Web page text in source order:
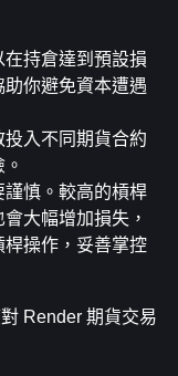
在持倉達到預設損
你避免資本遭遇
投入不同期貨合約
謹慎。較高的槓桿
大幅增加損失，
桿操作，妥善掌控
Render 期貨交易